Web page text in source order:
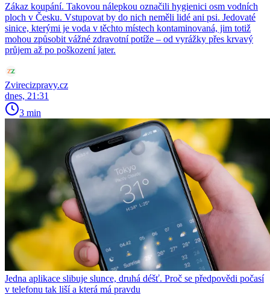
Zákaz koupání. Takovou nálepkou označili hygienici osm vodních
ploch v Česku. Vstupovat by do nich neměli lidé ani psi. Jedovaté
sinice, kterými je voda v těchto místech kontaminovaná, jim totiž
mohou způsobit vážné zdravotní potíže – od vyrážky přes krvavý
průjem až po poškození jater.
Zvirecizpravy.cz
dnes, 21:31
3 min
Jedna aplikace slibuje slunce, druhá déšť. Proč se předpovědi počasí
v telefonu tak liší a která má pravdu